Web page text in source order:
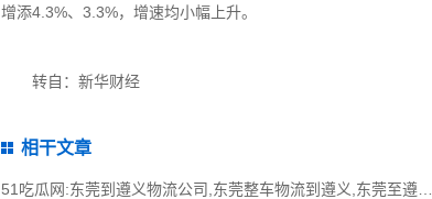
增添4.3%、3.3%，增速均小幅上升。
转自：新华财经
相干文章
51吃瓜网:东莞到遵义物流公司,东莞整车物流到遵义,东莞至遵义物流专线 - 天南